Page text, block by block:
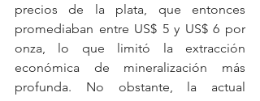
precios de la plata, que entonces
promediaban entre US$ 5 y US$ 6 por
onza, lo que limitó la extracción
económica de mineralización más
profunda. No obstante, la actual